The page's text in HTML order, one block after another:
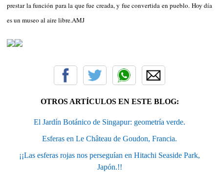
prestar la función para la que fue creada, y fue convertida en pueblo. Hoy día
es un museo al aire libre.AMJ
OTROS ARTÍCULOS EN ESTE BLOG:
El Jardín Botánico de Singapur: geometría verde.
Esferas en Le Château de Goudon, Francia.
¡¡Las esferas rojas nos perseguían en Hitachi Seaside Park,
Japón.!!